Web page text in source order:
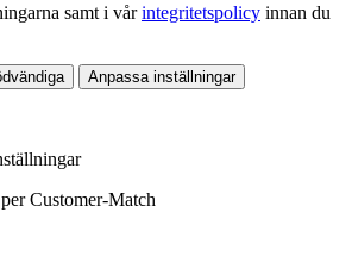
samt i vårintegritetspolicy innan du
Anpassa inställningar
Customer-Match